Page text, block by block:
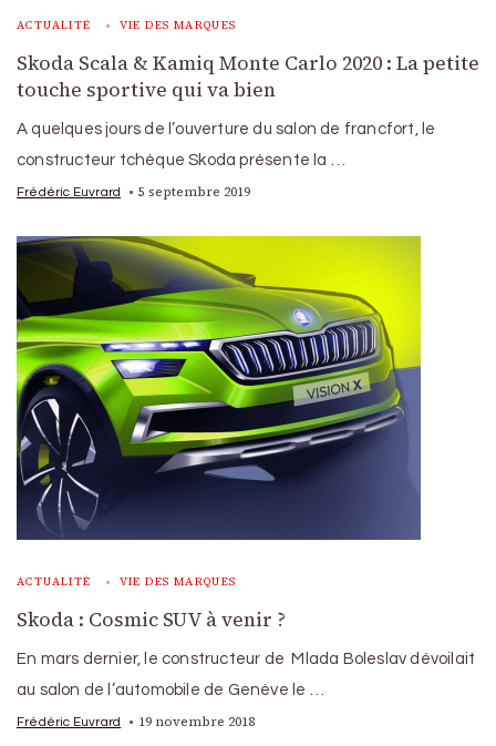
ACTUALITÉ VIE DES MARQUES
Skoda Scala & Kamiq Monte Carlo 2020 : La petite
touche sportive qui va bien
A quelques jours de l’ouverture du salon de francfort, le
constructeur tchèque Skoda présente la …
Frédéric Euvrard 5 septembre 2019
ACTUALITÉ VIE DES MARQUES
Skoda : Cosmic SUV à venir ?
En mars dernier, le constructeur de Mlada Boleslav dévoilait
au salon de l’automobile de Genève le …
Frédéric Euvrard 19 novembre 2018